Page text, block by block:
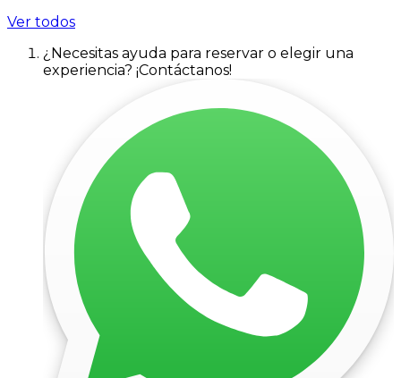
Ver todos
¿Necesitas ayuda para reservar o elegir una
experiencia? ¡Contáctanos!